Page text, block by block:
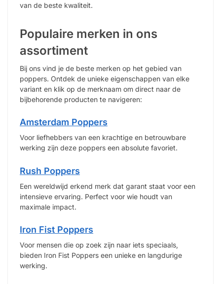
van de beste kwaliteit.
Populaire merken in ons
assortiment
Bij ons vind je de beste merken op het gebied van
poppers. Ontdek de unieke eigenschappen van elke
variant en klik op de merknaam om direct naar de
bijbehorende producten te navigeren:
Amsterdam Poppers
Voor liefhebbers van een krachtige en betrouwbare
werking zijn deze poppers een absolute favoriet.
Rush Poppers
Een wereldwijd erkend merk dat garant staat voor een
intensieve ervaring. Perfect voor wie houdt van
maximale impact.
Iron Fist Poppers
Voor mensen die op zoek zijn naar iets speciaals,
bieden Iron Fist Poppers een unieke en langdurige
werking.